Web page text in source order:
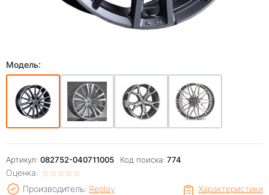
Модель:
Артикул: 082752-040711005 Код поиска: 774
Оценка: ☆☆☆☆☆
★★★★★
Характеристики
Производитель: Replay